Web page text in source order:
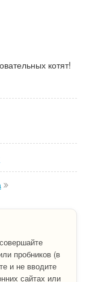
котят!
пробников (в
и не вводите
сайтах или